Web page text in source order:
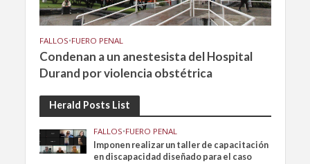
FALLOS•FUERO PENAL
Condenan a un anestesista del Hospital
Durand por violencia obstétrica
Herald Posts List
FALLOS•FUERO PENAL
Imponen realizar un taller de capacitación
en discapacidad diseñado para el caso